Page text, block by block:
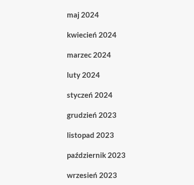
maj 2024
kwiecień 2024
marzec 2024
luty 2024
styczeń 2024
grudzień 2023
listopad 2023
październik 2023
wrzesień 2023